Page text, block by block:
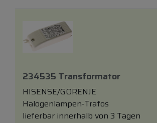
234535 Transformator
HISENSE/GORENJE
Halogenlampen-Trafos
lieferbar innerhalb von 3 Tagen